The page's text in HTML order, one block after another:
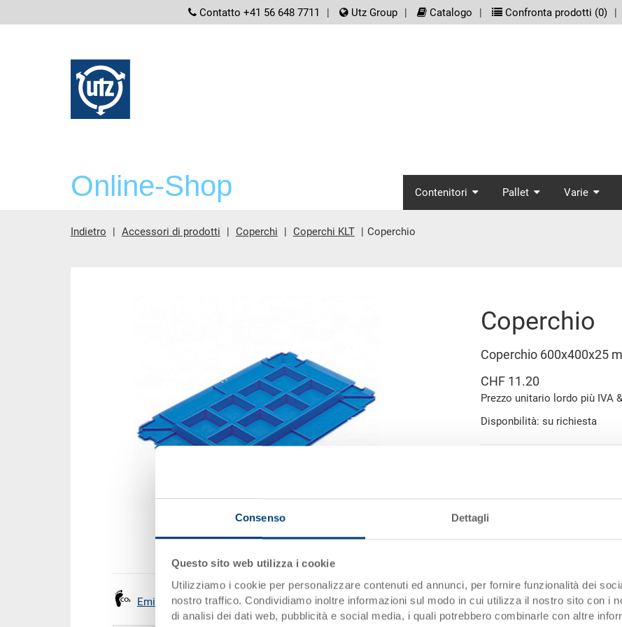
Consenso Dettagli
Questo sito web utilizza i cookie
Utilizziamo i cookie per personalizzare contenuti ed annunci, per fornire funzionalità dei
nostro traffico. Condividiamo inoltre informazioni sul modo in cui utilizza il nostro sito con i
di analisi dei dati web, pubblicità e social media, i quali potrebbero combinarle con altre
screenreader.meta_nav
Contatto +41 56 648 7711 Utz Group Catalogo Confronta prodotti (0)
Online-Shop Contenitori Pallet Varie
Indietro Accessori di prodotti Coperchi Coperchi KLT Coperchio
Emissioni
Coperchio
Coperchio 600x400x25
CHF 11.20
Prezzo unitario lordo più IVA &
Disponbilità: su richiesta
Quantità minima ordine: 1000
Dimensioni esterne:
Colore: